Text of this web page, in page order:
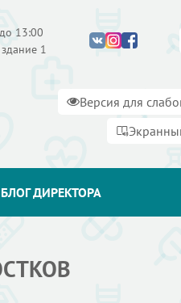
13:00
1
Версия для
БЛОГ ДИРЕКТОРА